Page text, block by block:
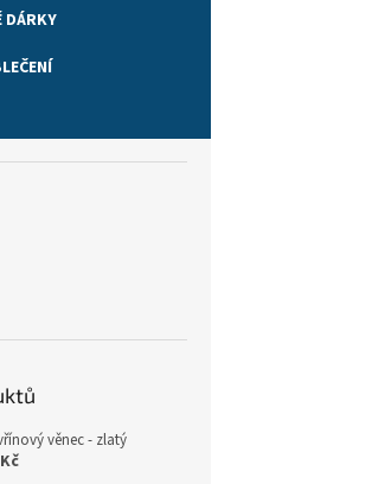
DÁRKY
věnec - zlatý